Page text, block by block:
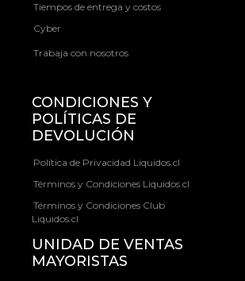
Tiempos de entrega y costos
Cyber
Trabaja con nosotros
CONDICIONES Y
POLÍTICAS DE
DEVOLUCIÓN
Política de Privacidad Liquidos.cl
Términos y Condiciones Liquidos.cl
Términos y Condiciones Club
Liquidos.cl
UNIDAD DE VENTAS
MAYORISTAS